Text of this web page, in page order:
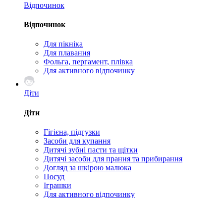
Відпочинок
Відпочинок
Для пікніка
Для плавання
Фольга, пергамент, плівка
Для активного відпочинку
Діти
Діти
Гігієна, підгузки
Засоби для купання
Дитячі зубні пасти та щітки
Дитячі засоби для прання та прибирання
Догляд за шкірою малюка
Посуд
Іграшки
Для активного відпочинку